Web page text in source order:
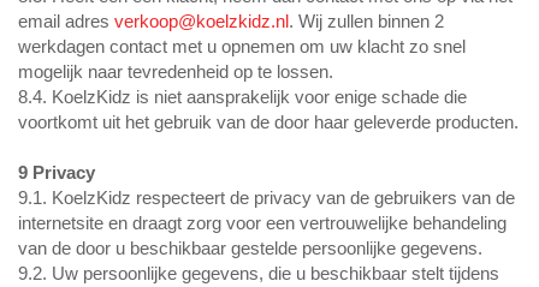
email adres verkoop@koelzkidz.nl. Wij zullen binnen 2
werkdagen contact met u opnemen om uw klacht zo snel
mogelijk naar tevredenheid op te lossen.
8.4. KoelzKidz is niet aansprakelijk voor enige schade die
voortkomt uit het gebruik van de door haar geleverde producten.
9 Privacy
9.1. KoelzKidz respecteert de privacy van de gebruikers van de
internetsite en draagt zorg voor een vertrouwelijke behandeling
van de door u beschikbaar gestelde persoonlijke gegevens.
9.2. Uw persoonlijke gegevens, die u beschikbaar stelt tijdens